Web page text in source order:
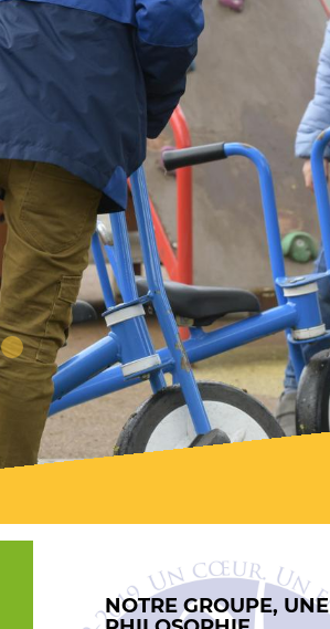
NOTRE GROUPE, UNE